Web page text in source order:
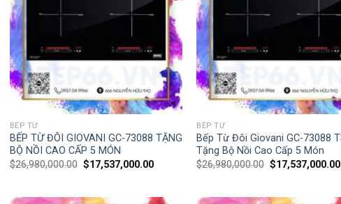
BẾP TỪ
BẾP TỪ ĐÔI GIOVANI GC-73088 TẶNG
BỘ NỒI CAO CẤP 5 MÓN
$26,980,000.00 $17,537,000.00
BẾP TỪ
Bếp Từ Đôi Giovani GC-73088
Tặng Bộ Nồi Cao Cấp 5 Món
$26,980,000.00 $17,537,000.00